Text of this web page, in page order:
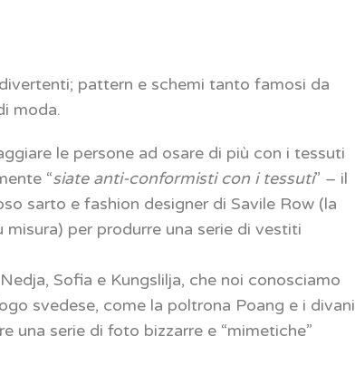
pattern e schemi tanto famosi da
moda.
le persone ad osare di più con i tessuti
“siate anti-conformisti con i tessuti” – il
sarto e fashion designer di Savile Row (la
per produrre una serie di vestiti
Sofia e Kungslilja, che noi conosciamo
svedese, come la poltrona Poang e i divani
una serie di foto bizzarre e “mimetiche”